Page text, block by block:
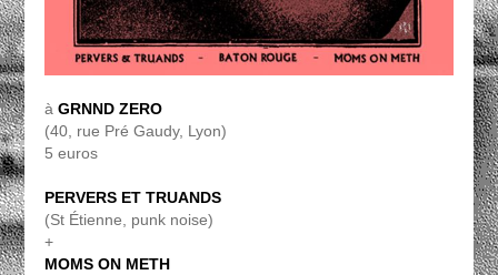
à GRNND ZERO
(40, rue Pré Gaudy, Lyon)
5 euros
PERVERS ET TRUANDS
(St Étienne, punk noise)
+
MOMS ON METH